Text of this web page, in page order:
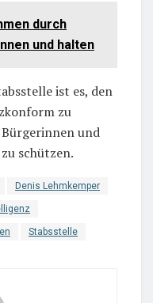
durch
und halten
ist es, den
zu
und
schützen.
Denis Lehmkemper
Stabsstelle